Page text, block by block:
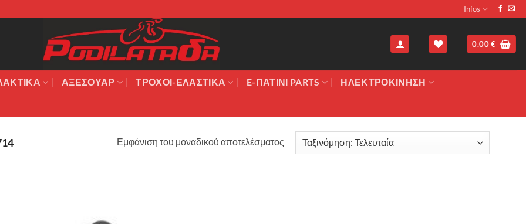
Infos
0.00€
ΑΞΕΣΟΥΆΡ ΤΡΟΧΟΙ-ΕΛΑΣΤΙΚΑ E-ΠΑΤΙΝΙ PARTS ΗΛΕΚΤΡΟΚΙΝΗΣΗ
Εμφάνιση του μοναδικού αποτελέσματος